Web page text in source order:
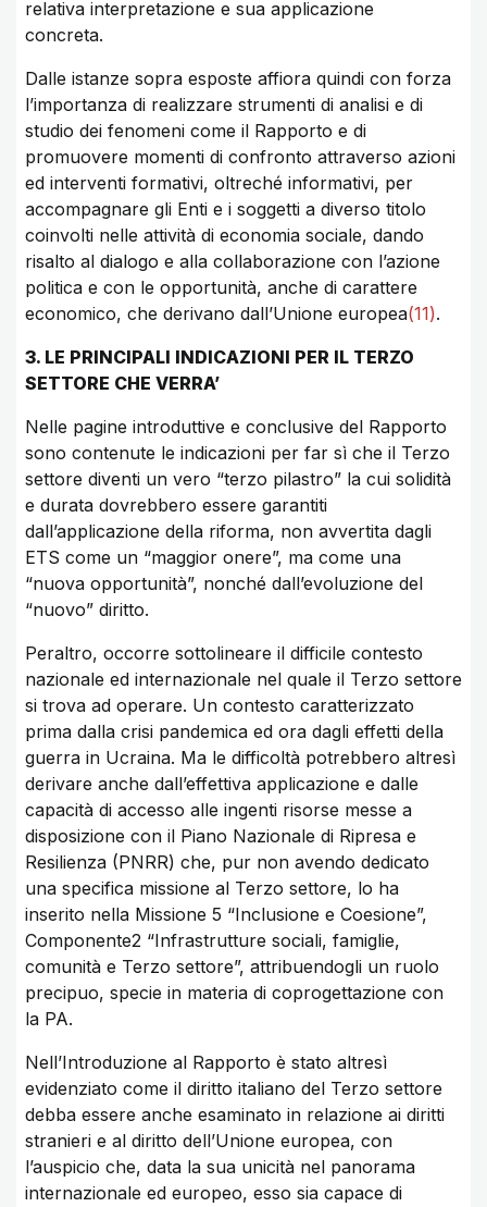
relativa interpretazione e sua applicazione
concreta.
Dalle istanze sopra esposte affiora quindi con forza
l’importanza di realizzare strumenti di analisi e di
studio dei fenomeni come il Rapporto e di
promuovere momenti di confronto attraverso azioni
ed interventi formativi, oltreché informativi, per
accompagnare gli Enti e i soggetti a diverso titolo
coinvolti nelle attività di economia sociale, dando
risalto al dialogo e alla collaborazione con l’azione
politica e con le opportunità, anche di carattere
economico, che derivano dall’Unione europea(11).
3. LE PRINCIPALI INDICAZIONI PER IL TERZO
SETTORE CHE VERRA’
Nelle pagine introduttive e conclusive del Rapporto
sono contenute le indicazioni per far sì che il Terzo
settore diventi un vero “terzo pilastro” la cui solidità
e durata dovrebbero essere garantiti
dall’applicazione della riforma, non avvertita dagli
ETS come un “maggior onere”, ma come una
“nuova opportunità”, nonché dall’evoluzione del
“nuovo” diritto.
Peraltro, occorre sottolineare il difficile contesto
nazionale ed internazionale nel quale il Terzo settore
si trova ad operare. Un contesto caratterizzato
prima dalla crisi pandemica ed ora dagli effetti della
guerra in Ucraina. Ma le difficoltà potrebbero altresì
derivare anche dall’effettiva applicazione e dalle
capacità di accesso alle ingenti risorse messe a
disposizione con il Piano Nazionale di Ripresa e
Resilienza (PNRR) che, pur non avendo dedicato
una specifica missione al Terzo settore, lo ha
inserito nella Missione 5 “Inclusione e Coesione”,
Componente2 “Infrastrutture sociali, famiglie,
comunità e Terzo settore”, attribuendogli un ruolo
precipuo, specie in materia di coprogettazione con
la PA.
Nell’Introduzione al Rapporto è stato altresì
evidenziato come il diritto italiano del Terzo settore
debba essere anche esaminato in relazione ai diritti
stranieri e al diritto dell’Unione europea, con
l’auspicio che, data la sua unicità nel panorama
internazionale ed europeo, esso sia capace di